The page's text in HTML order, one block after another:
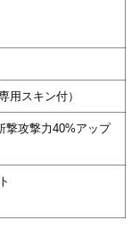
用スキン付）
撃攻撃力40%アップ